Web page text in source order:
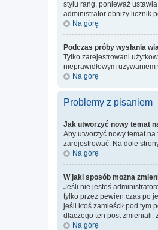
stylu rang, ponieważ
administrator obniży licznik
Na górę
Podczas próby wysłania
Tylko zarejestrowani
nieprawidłowym
Na górę
Problemy z pisaniem
Jak utworzyć nowy temat
Aby utworzyć nowy temat
zarejestrować. Na dole
Na górę
W jaki sposób można
Jeśli nie jesteś
tylko przez pewien czas po
jeśli ktoś zamieścił pod tym
dlaczego ten post zmieniali.
Na górę